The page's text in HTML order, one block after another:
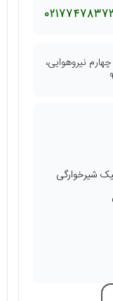
02177478372
نیروهوایی،
شیرخوارگی